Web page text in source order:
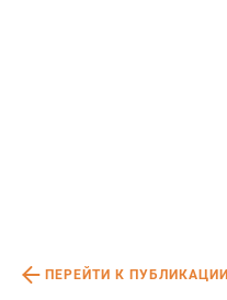
ПЕРЕЙТИ К ПУБЛИКАЦИИ